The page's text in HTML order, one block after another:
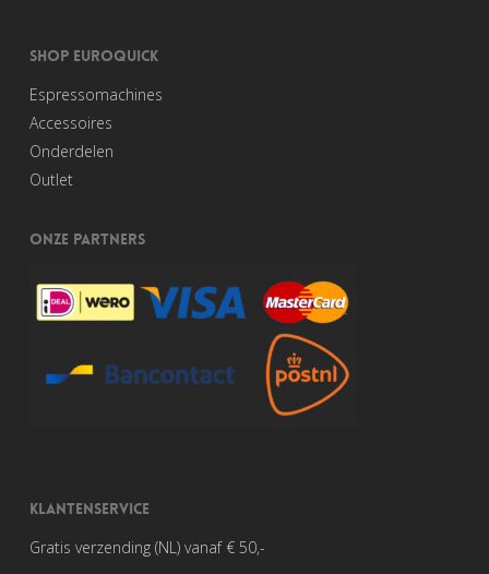
SHOP EUROQUICK
Espressomachines
Accessoires
Onderdelen
Outlet
ONZE PARTNERS
KLANTENSERVICE
Gratis verzending (NL) vanaf € 50,-